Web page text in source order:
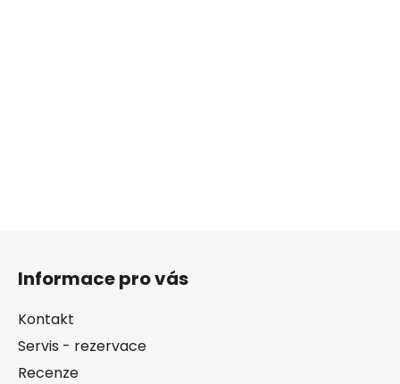
Informace pro vás
Kontakt
Servis - rezervace
Recenze